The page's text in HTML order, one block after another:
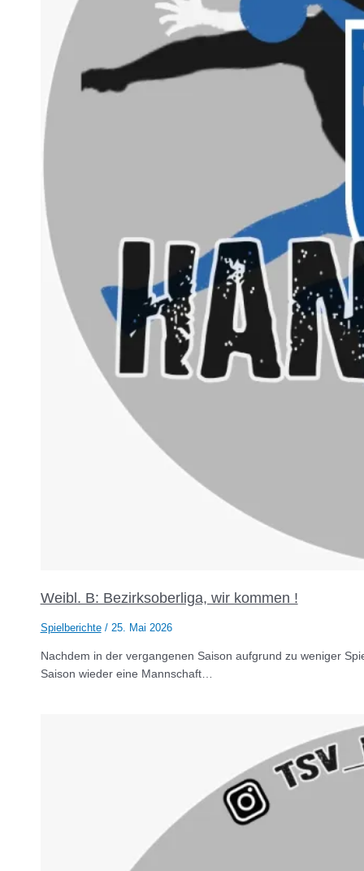
Weibl. B: Bezirksoberliga, wir kommen !
Spielberichte/ 25. Mai 2026
Nachdem in der vergangenen Saison aufgrund zu weniger
Saison wieder eine Mannschaft…